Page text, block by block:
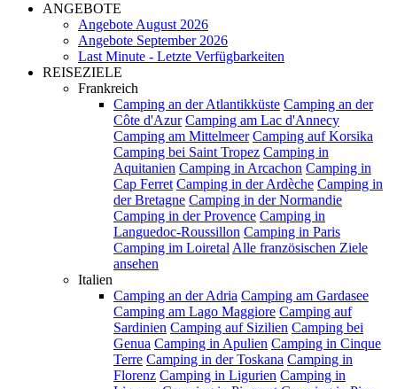
ANGEBOTE
Angebote August 2026
Angebote September 2026
Last Minute - Letzte Verfügbarkeiten
REISEZIELE
Frankreich
Camping an der Atlantikküste Camping an der
Côte d'Azur Camping am Lac d'Annecy
Camping am Mittelmeer Camping auf Korsika
Camping bei Saint Tropez Camping in
Aquitanien Camping in Arcachon Camping in
Cap Ferret Camping in der Ardèche Camping in
der Bretagne Camping in der Normandie
Camping in der Provence Camping in
Languedoc-Roussillon Camping in Paris
Camping im Loiretal Alle französischen Ziele
ansehen
Italien
Camping an der Adria Camping am Gardasee
Camping am Lago Maggiore Camping auf
Sardinien Camping auf Sizilien Camping bei
Genua Camping in Apulien Camping in Cinque
Terre Camping in der Toskana Camping in
Florenz Camping in Ligurien Camping in